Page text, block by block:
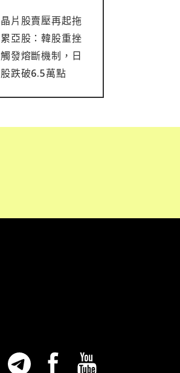
晶片股賣壓再起拖
累亞股：韓股重挫
觸發熔斷機制，日
股跌破6.5萬點